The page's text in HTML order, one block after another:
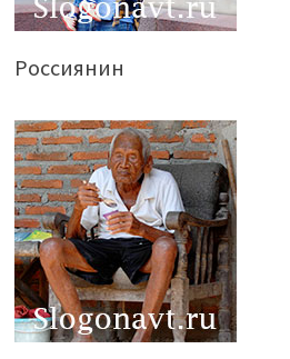
Россиянин